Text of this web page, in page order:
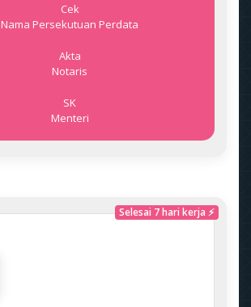
Cek
Nama Persekutuan Perdata
Akta
Notaris
SK
Menteri
Selesai 7 hari kerja ⚡